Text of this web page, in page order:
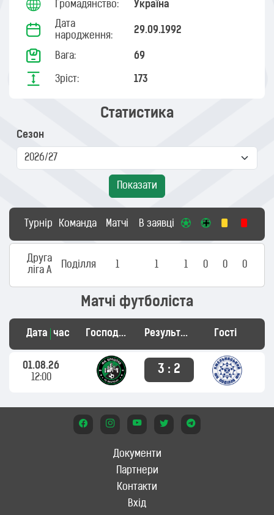
Громадянство: Україна
Дата
народження:
29.09.1992
Вага: 69
Зріст: 173
Статистика
Сезон
Показати
Турнір Команда Матчі В заявці
Друга
ліга А
Поділля 1 1 1 0 0 0
Матчі футболіста
Дата час Господарі Результат Гості
01.08.26
12:00
3 : 2
Документи
Партнери
Контакти
Вхід